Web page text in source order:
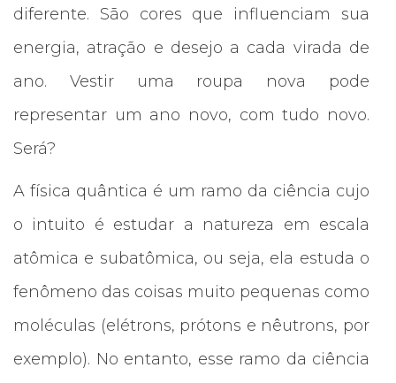
diferente. São cores que influenciam sua
energia, atração e desejo a cada virada de
ano. Vestir uma roupa nova pode
representar um ano novo, com tudo novo.
Será?
A física quântica é um ramo da ciência cujo
o intuito é estudar a natureza em escala
atômica e subatômica, ou seja, ela estuda o
fenômeno das coisas muito pequenas como
moléculas (elétrons, prótons e nêutrons, por
exemplo). No entanto, esse ramo da ciência